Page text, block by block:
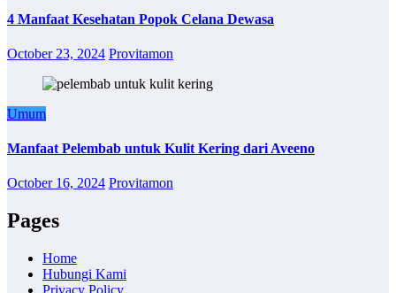
4 Manfaat Kesehatan Popok Celana Dewasa
October 23, 2024 Provitamon
Umum
Manfaat Pelembab untuk Kulit Kering dari Aveeno
October 16, 2024 Provitamon
Pages
Home
Hubungi Kami